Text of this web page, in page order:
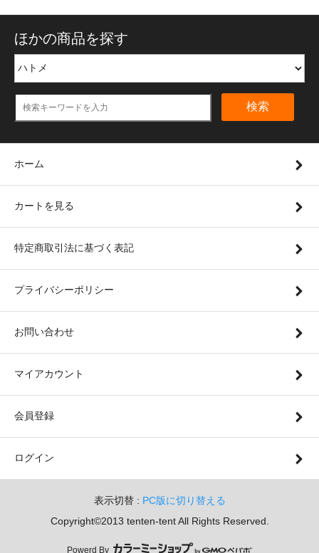
ほかの商品を探す
検索
ホーム
カートを見る
特定商取引法に基づく表記
プライバシーポリシー
お問い合わせ
マイアカウント
会員登録
ログイン
表示切替 : PC版に切り替える
Copyright©2013 tenten-tent All Rights Reserved.
Powerd By